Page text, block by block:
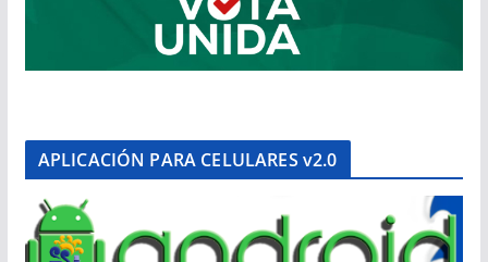
APLICACIÓN PARA CELULARES v2.0